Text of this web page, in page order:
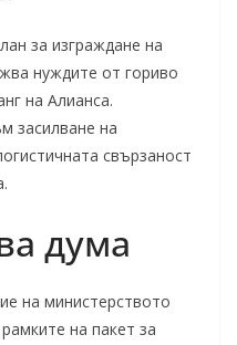
за изграждане на
нуждите от гориво
на Алианса.
засилване на
свързаност
дума
на министерството
на пакет за